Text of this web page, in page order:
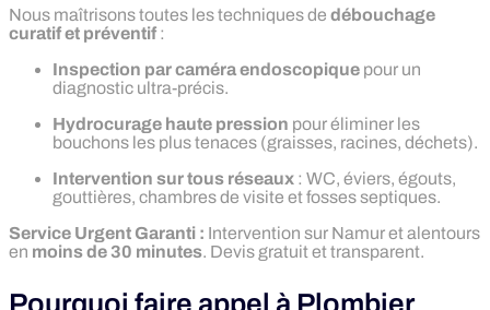
Nous maîtrisons toutes les techniques de débouchage
curatif et préventif :
Inspection par caméra endoscopique pour un
diagnostic ultra-précis.
Hydrocurage haute pression pour éliminer les
bouchons les plus tenaces (graisses, racines, déchets).
Intervention sur tous réseaux : WC, éviers, égouts,
gouttières, chambres de visite et fosses septiques.
Service Urgent Garanti : Intervention sur Namur et alentours
en moins de 30 minutes. Devis gratuit et transparent.
Pourquoi faire appel à Plombier